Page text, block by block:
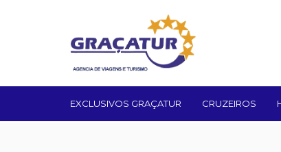
EXCLUSIVOS GRAÇATUR CRUZEIROS